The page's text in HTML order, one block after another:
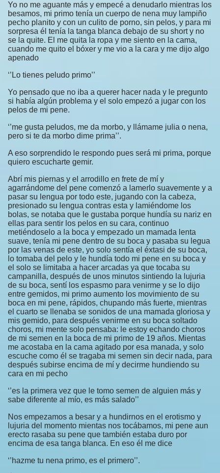
Yo no me aguante más y empecé a denudarlo mientras los
besamos, mi primo tenía un cuerpo de nena muy lampiño
pecho planito y con un culito de porno, sin pelos, y para mi
sorpresa él tenía la tanga blanca debajo de su short y no
se la quite. El me quita la ropa y me siento en la cama,
cuando me quito el bóxer y me vio a la cara y me dijo algo
apenado
‘’Lo tienes peludo primo’’
Yo pensado que no iba a querer hacer nada y le pregunto
si había algún problema y el solo empezó a jugar con los
pelos de mi pene.
‘’me gusta peludos, me da morbo, y llámame julia o nena,
pero si te da morbo dime prima’’.
A eso sorprendido le respondo pues será mi prima, porque
quiero escucharte gemir.
Abrí mis piernas y el arrodillo en frete de mí y
agarrándome del pene comenzó a lamerlo suavemente y a
pasar su lengua por todo este, jugando con la cabeza,
presionado su lengua contras esta y lamiéndome los
bolas, se notaba que le gustaba porque hundía su nariz en
ellas para sentir los pelos en su cara, continuo
metiéndoselo a la boca y empezado un mamada lenta
suave, tenía mi pene dentro de su boca y pasaba su legua
por las venas de este, yo solo sentía el éxtasi de su boca,
lo tomaba del pelo y le hundía todo mi pene en su boca y
el solo se limitaba a hacer arcadas ya que tocaba su
campanilla, después de unos minutos sintiendo la lujuria
de su boca, sentí los espasmo para venirme y se lo dijo
entre gemidos, mi primo aumento los movimiento de su
boca en mi pene, rápidos, chupando más fuerte, mientras
el cuarto se llenaba se sonidos de una mamada gloriosa y
mis gemido, para después venirme en su boca soltado
choros, mi mente solo pensaba: le estoy echando choros
de mi semen en la boca de mi primo de 19 años. Mientas
me acostaba en la cama agitado por esa manada, y solo
escuche como él se tragaba mi semen sin decir nada, para
después subirse encima de mí y decirme hundiendo su
cara en mi pecho
‘’es la primera vez que le tomo semen de alguien más y
sabe diferente al mío, es más salado’’
Nos empezamos a besar y a hundirnos en el erotismo y
lujuria del momento mientas nos tocábamos, mi pene aun
erecto rasaba su pene que también estaba duro por
encima de esa tanga blanca. En eso él me dice
‘’hazme tu nena primo, es el primero’’.